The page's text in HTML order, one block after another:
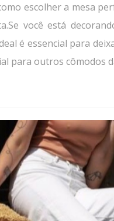
escolher a mesa
você está
é essencial para
para outros cômodos